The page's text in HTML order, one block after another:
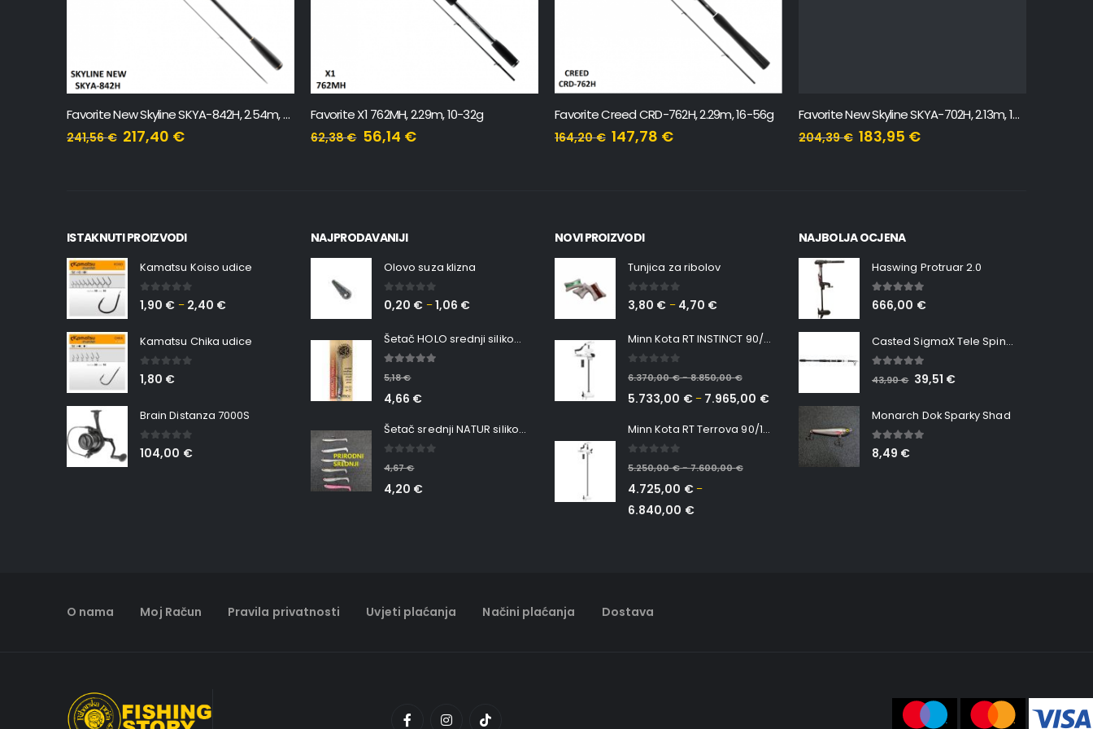
Favorite New Skyline SKYA-842H, 2.54m, 20-60g
241,56€ 217,40 €
Favorite X1 762MH, 2.29m, 10-32g
62,38€ 56,14 €
Favorite Creed CRD-762H, 2.29m, 16-56g
164,20€ 147,78 €
Favorite New Skyline SKYA-702H, 2.13m, 15-45g
204,39€ 183,95 €
ISTAKNUTI PROIZVODI
Kamatsu Koiso udice
0 out of 5
1,90 € – 2,40 €
Kamatsu Chika udice
0 out of 5
1,80 €
Brain Distanza 7000S
0out of 5
104,00 €
NAJPRODAVANIJI
Olovo suza klizna
0 out of 5
0,20 € –1,06 €
Šetač HOLO srednji silikonska Ribica Belgrade Walker
5,18€
4,66 €
Šetač srednji NATUR silikonska ribica Belgrade Walker
4,67€
4,20 €
NOVI PROIZVODI
Tunjica za ribolov
0 out of 5
3,80 € – 4,70 €
Minn Kota RT INSTINCT 90/115 WR QUEST
6.370,00€–8.850,00€
5.733,00 €– 7.965,00 €
Minn Kota RT Terrova 90/115 WR QUEST
5.250,00€–7.600,00€
4.725,00 €–
6.840,00 €
NAJBOLJA OCJENA
Haswing Protruar 2.0
5.00 out of 5
666,00 €
Casted SigmaX Tele Spin, 300cm, 40-80gr
out of 5
43,90€ 39,51 €
Monarch Dok Sparky Shad
5.00 out of 5
8,49 €
O nama Moj Račun Pravila privatnosti Uvjeti plaćanja Načini plaćanja Dostava